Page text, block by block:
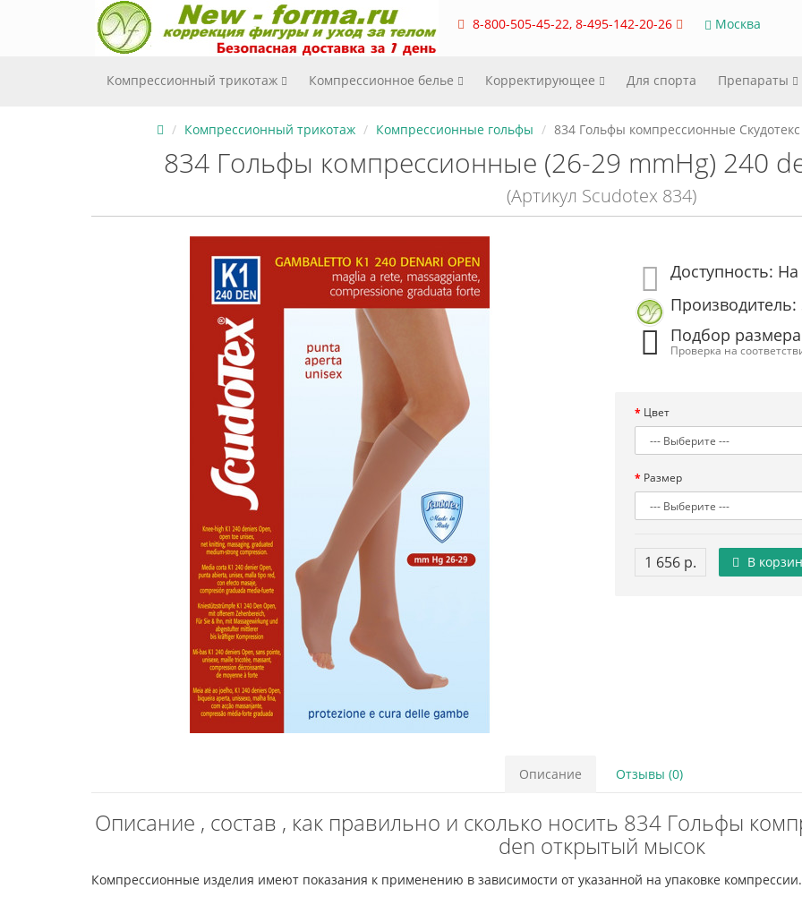
8-800-505-45-22, 8-495-142-20-26 Москва
Компрессионный трикотаж Компрессионное белье Корректирующее Для спорта Препараты
Компрессионный трикотаж Компрессионные гольфы 834 Гольфы компрессионные
834 Гольфы компрессионные (26-29 mmHg) 240
(Артикул Scudotex 834)
Доступность: На
Производитель:
Подбор размера
Проверка на
Цвет
Размер
1 656 р. В
Описание Отзывы (0)
Описание , состав , как правильно и сколько носить 834 Гольфы
den открытый мысок
Компрессионные изделия имеют показания к применению в зависимости от указанной на упаковке компрессии.